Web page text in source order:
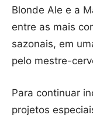
Blonde Ale e a
entre as mais
sazonais, em
pelo mestre-
Para continuar
projetos